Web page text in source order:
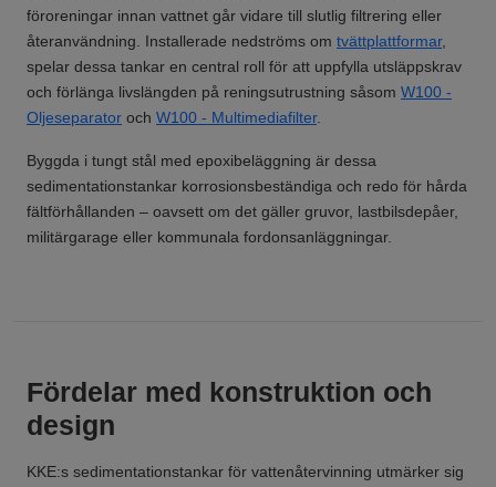
föroreningar innan vattnet går vidare till slutlig filtrering eller
återanvändning. Installerade nedströms om tvättplattformar,
spelar dessa tankar en central roll för att uppfylla utsläppskrav
och förlänga livslängden på reningsutrustning såsom W100 -
Oljeseparator och W100 - Multimediafilter.
Byggda i tungt stål med epoxibeläggning är dessa
sedimentationstankar korrosionsbeständiga och redo för hårda
fältförhållanden – oavsett om det gäller gruvor, lastbilsdepåer,
militärgarage eller kommunala fordonsanläggningar.
Fördelar med konstruktion och
design
KKE:s sedimentationstankar för vattenåtervinning utmärker sig